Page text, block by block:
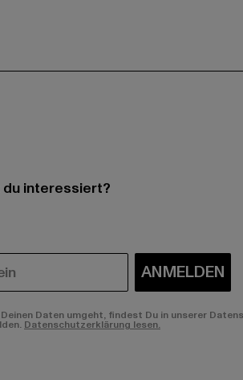
interessiert?
ANMELDEN
Daten umgeht, findest Du in unserer
Datenschutzerklärung lesen.